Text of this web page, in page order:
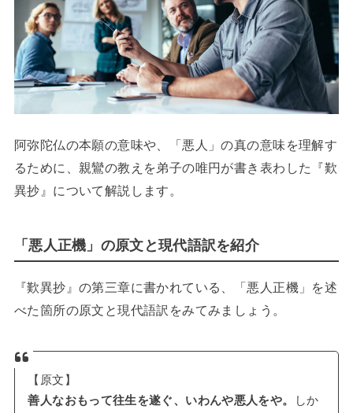
阿弥陀仏の本願の意味や、「悪人」の真の意味を理解す
るために、親鸞の教えを弟子の唯円が書き表わした『歎
異抄』について解説します。
「悪人正機」の原文と現代語訳を紹介
『歎異抄』の第三章に書かれている、「悪人正機」を述
べた箇所の原文と現代語訳をみてみましょう。
【原文】
善人なおもって往生を遂ぐ、いわんや悪人をや。
しか